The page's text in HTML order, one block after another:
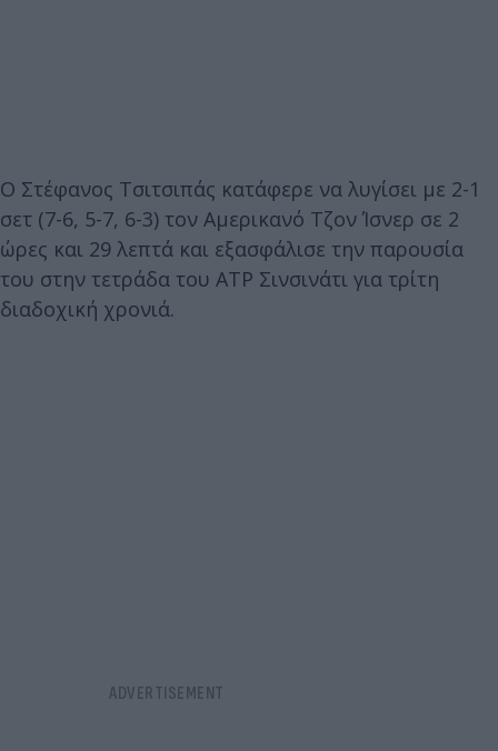
Ο Στέφανος Τσιτσιπάς κατάφερε να λυγίσει με 2-1
σετ (7-6, 5-7, 6-3) τον Αμερικανό Τζον Ίσνερ σε 2
ώρες και 29 λεπτά και εξασφάλισε την παρουσία
του στην τετράδα του ATP Σινσινάτι για τρίτη
διαδοχική χρονιά.